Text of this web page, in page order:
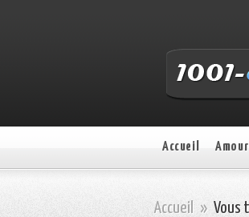
Accueil Amour
Accueil » Vous